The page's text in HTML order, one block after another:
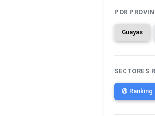
POR
Guayas
SECTORES